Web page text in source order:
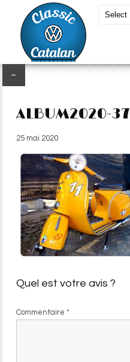
←
ALBUM2020-37
25 mai 2020
Quel est votre avis ?
Commentaire*